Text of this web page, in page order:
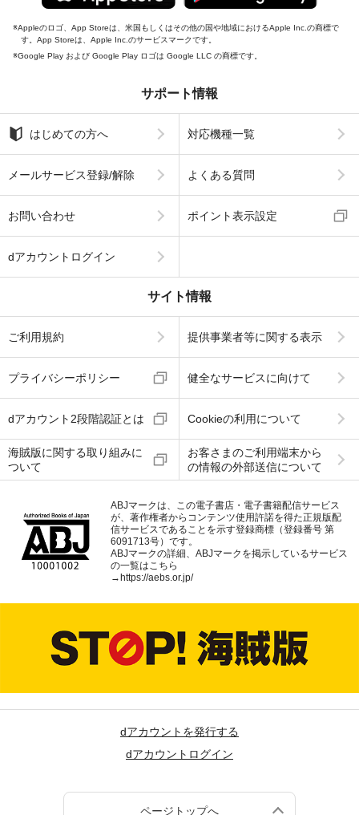
Appleのロゴ、App Storeは、米国もしくはその他の国や地域におけるApple Inc.の商標で
す。App Storeは、Apple Inc.のサービスマークです。
Google Play および Google Play ロゴは Google LLC の商標です。
サポート情報
はじめての方へ 対応機種一覧
メールサービス登録/解除 よくある質問
お問い合わせ ポイント表示設定
dアカウントログイン
サイト情報
ご利用規約 提供事業者等に関する表示
プライバシーポリシー 健全なサービスに向けて
dアカウント2段階認証とは Cookieの利用について
海賊版に関する取り組みに
ついて
お客さまのご利用端末から
の情報の外部送信について
ABJマークは、この電子書店・電子書籍配信サービス
が、著作権者からコンテンツ使用許諾を得た正規版配
信サービスであることを示す登録商標（登録番号 第
6091713号）です。
ABJマークの詳細、ABJマークを掲示しているサービス
の一覧はこちら
→https://aebs.or.jp/
dアカウントを発行する
dアカウントログイン
ページトップへ